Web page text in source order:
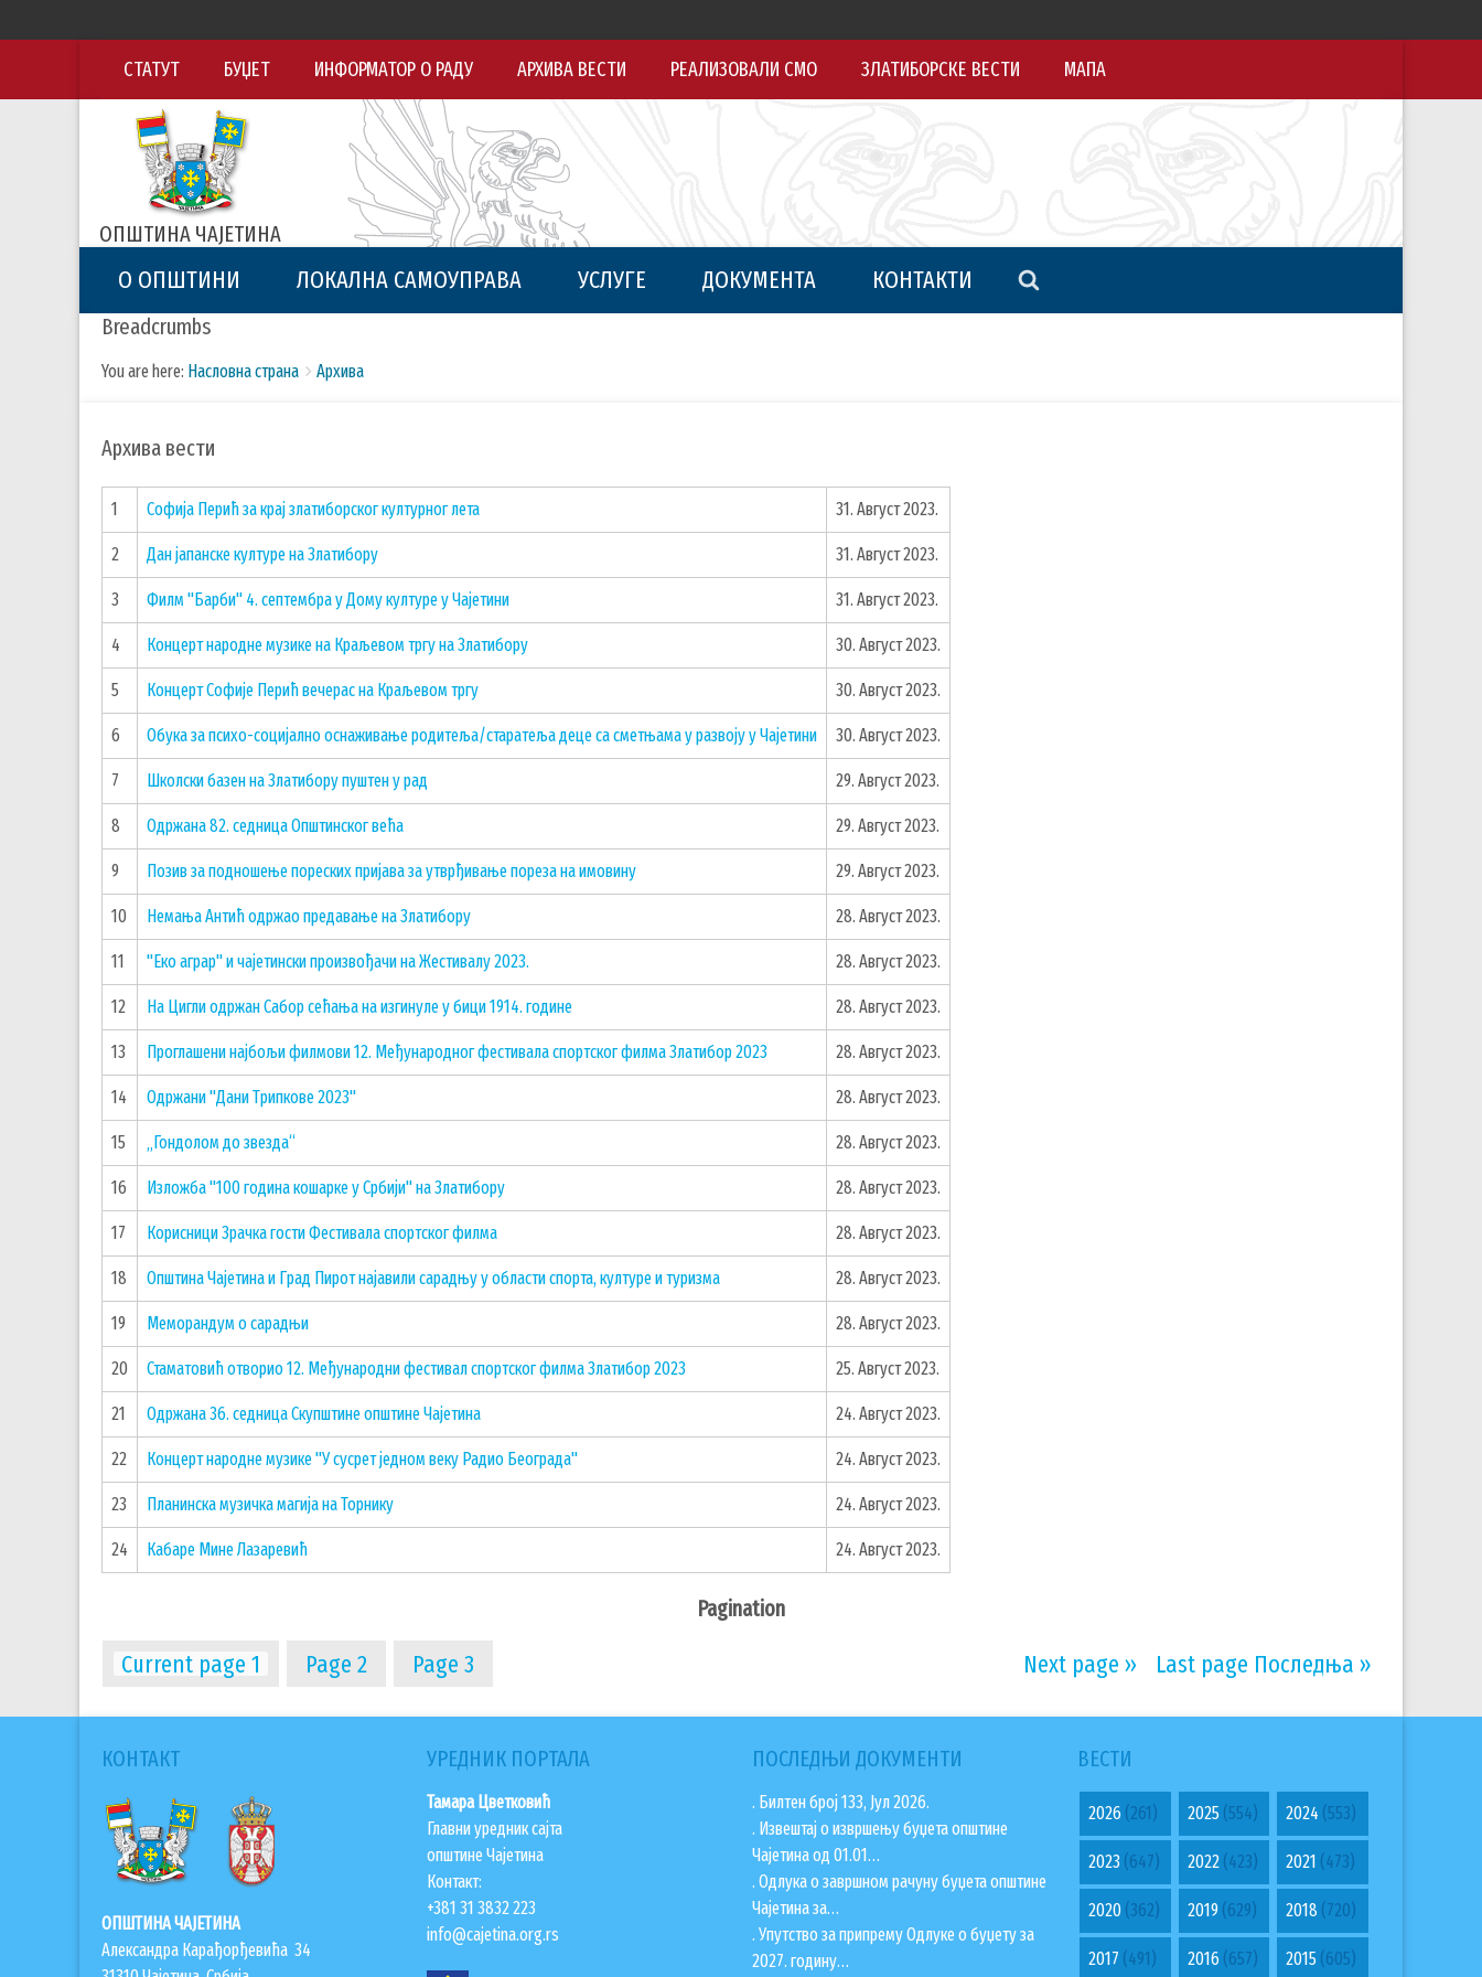
СТАТУТ БУЏЕТ ИНФОРМАТОР О РАДУ АРХИВА ВЕСТИ РЕАЛИЗОВАЛИ СМО ЗЛАТИБОРСКЕ ВЕСТИ МАПА
ОПШТИНА ЧАЈЕТИНА
О ОПШТИНИ ЛОКАЛНА САМОУПРАВА УСЛУГЕ ДОКУМЕНТА КОНТАКТИ
Breadcrumbs
You are here: Насловна страна Архива
Архива вести
1 Софија Перић за крај златиборског културног лета 31. Август 2023.
2 Дан јапанске културе на Златибору 31. Август 2023.
3 Филм "Барби" 4. септембра у Дому културе у Чајетини 31. Август 2023.
4 Концерт народне музике на Краљевом тргу на Златибору 30. Август 2023.
5 Концерт Софије Перић вечерас на Краљевом тргу 30. Август 2023.
6 Обука за психо-социјално оснаживање родитеља/старатеља деце са сметњама у развоју у Чајетини 30. Август 2023.
7 Школски базен на Златибору пуштен у рад 29. Август 2023.
8 Одржана 82. седница Општинског већа 29. Август 2023.
9 Позив за подношење пореских пријава за утврђивање пореза на имовину 29. Август 2023.
10 Немања Антић одржао предавање на Златибору 28. Август 2023.
11 "Еко аграр" и чајетински произвођачи на Жестивалу 2023. 28. Август 2023.
12 На Цигли одржан Сабор сећања на изгинуле у бици 1914. године 28. Август 2023.
13 Проглашени најбољи филмови 12. Међународног фестивала спортског филма Златибор 2023 28. Август 2023.
14 Одржани "Дани Трипкове 2023" 28. Август 2023.
15 „Гондолом до звезда“ 28. Август 2023.
16 Изложба "100 година кошарке у Србији" на Златибору 28. Август 2023.
17 Корисници Зрачка гости Фестивала спортског филма 28. Август 2023.
18 Општина Чајетина и Град Пирот најавили сарадњу у области спорта, културе и туризма 28. Август 2023.
19 Меморандум о сарадњи 28. Август 2023.
20 Стаматовић отворио 12. Међународни фестивал спортског филма Златибор 2023 25. Август 2023.
21 Одржана 36. седница Скупштине општине Чајетина 24. Август 2023.
22 Концерт народне музике "У сусрет једном веку Радио Београда" 24. Август 2023.
23 Планинска музичка магија на Торнику 24. Август 2023.
24 Кабаре Мине Лазаревић 24. Август 2023.
Pagination
Current page 1 Page 2 Page 3 Next page ›› Last page Последња »
КОНТАКТ
ОПШТИНА ЧАЈЕТИНА
Александра Карађорђевића 34
УРЕДНИК ПОРТАЛА
Тамара Цветковић
Главни уредник сајта
општине Чајетина
Контакт:
+381 31 3832 223
info@cajetina.org.rs
ПОСЛЕДЊИ ДОКУМЕНТИ
. Билтен број 133, Јул 2026.
. Извештај о извршењу буџета општине
Чајетина од 01.01…
. Одлука о завршном рачуну буџета општине
Чајетина за…
. Упутство за припрему Одлуке о буџету за
2027. годину…
ВЕСТИ
2026 (261) 2025(554) 2024 (553)
2023 (647) 2022(423) 2021 (473)
2020 (362) 2019(629) 2018 (720)
2017 (491) 2016(657) 2015 (605)